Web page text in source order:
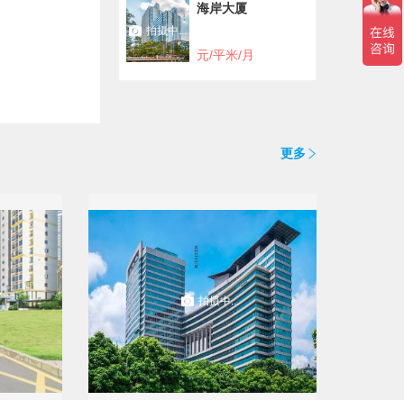
拍摄中...
海岸大厦
元/平米/月
更多
拍摄中...